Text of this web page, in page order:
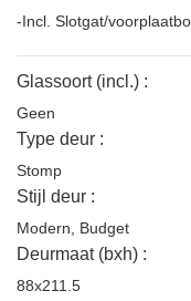
-Incl. Slotgat/
Glassoort (incl.) :
Geen
Type deur :
Stomp
Stijl deur :
Modern Budget
Deurmaat (bxh) :
88x211.5